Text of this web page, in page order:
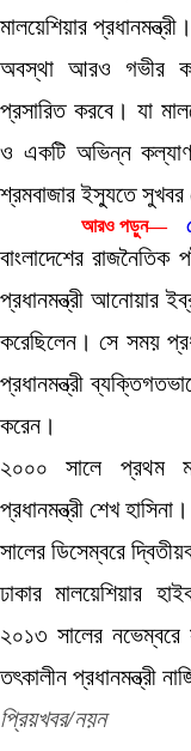
মালয়েশিয়ার
অবস্থা আরও গভীর
প্রসারিত করবে। যা
ও একটি অভিন্ন
শ্রমবাজার ইস্যুতে সুখবর
আরও পড়ুন—
বাংলাদেশের
প্রধানমন্ত্রী আনোয়ার
করেছিলেন। সে সময়
প্রধানমন্ত্রী
করেন।
২০০০ সালে প্রথম
প্রধানমন্ত্রী শেখ
সালের ডিসেম্বরে
ঢাকার মালয়েশিয়ার
২০১৩ সালের নভেম্বরে
তৎকালীন প্রধানমন্ত্রী
প্রিয়খবর/নয়ন